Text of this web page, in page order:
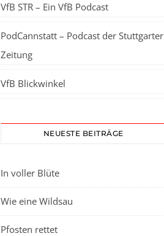
VfB STR – Ein VfB Podcast
PodCannstatt – Podcast der Stuttgarter
Zeitung
VfB Blickwinkel
NEUESTE BEITRÄGE
In voller Blüte
Wie eine Wildsau
Pfosten rettet